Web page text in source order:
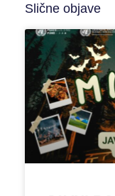
Slične objave